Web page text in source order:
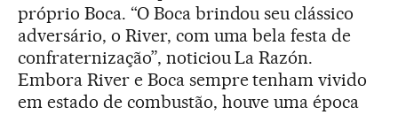
próprio Boca. “O Boca brindou seu clássico
adversário, o River, com uma bela festa de
confraternização”, noticiou La Razón.
Embora River e Boca sempre tenham vivido
em estado de combustão, houve uma época